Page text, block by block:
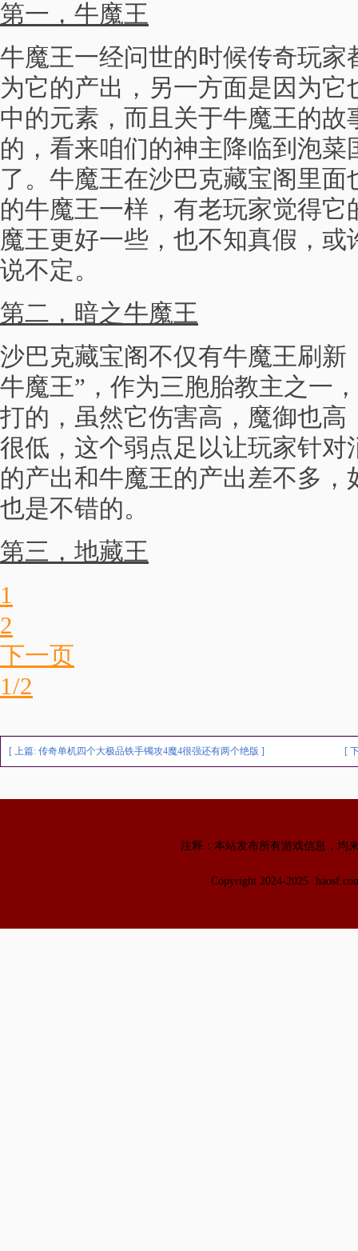
第一，牛魔王
牛魔王一经问世的时候传奇玩家
为它的产出，另一方面是因为
中的元素，而且关于牛魔王的故
的，看来咱们的神主降临到泡
了。牛魔王在沙巴克藏宝阁里
的牛魔王一样，有老玩家觉得
魔王更好一些，也不知真假，
说不定。
第二，暗之牛魔王
沙巴克藏宝阁不仅有牛魔王刷新
牛魔王”，作为三胞胎教主之一
打的，虽然它伤害高，魔御也高
很低，这个弱点足以让玩家针对
的产出和牛魔王的产出差不多
也是不错的。
第三，地藏王
1
2
下一页
1/2
[ 上篇: 传奇单机四个大极品铁手镯攻4魔4很强还有两个绝版 ] [
注释：本站发布所有游戏信息，均
Copyright 2024-2025